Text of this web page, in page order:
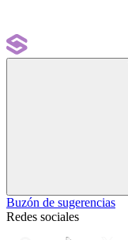
Buzón de sugerencias
Redes sociales